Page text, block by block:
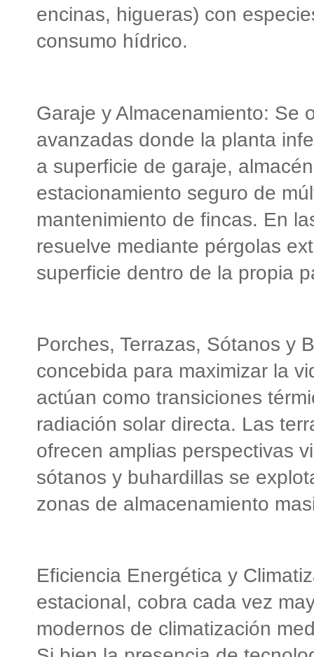
encinas, higueras) con
consumo hídrico.
Garaje y Almacenamiento: Se
avanzadas donde la planta
a superficie de garaje,
estacionamiento seguro de
mantenimiento de fincas. En
resuelve mediante pérgolas
superficie dentro de la propia
Porches, Terrazas, Sótanos y
concebida para maximizar la
actúan como transiciones
radiación solar directa. Las
ofrecen amplias perspectivas
sótanos y buhardillas se
zonas de almacenamiento
Eficiencia Energética y
estacional, cobra cada vez
modernos de climatización